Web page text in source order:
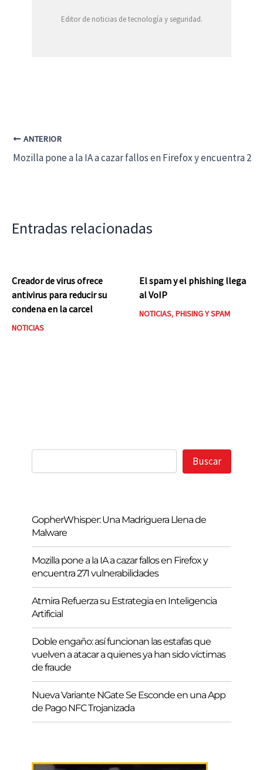
Editor de noticias de tecnología y seguridad.
ANTERIOR
Mozilla pone a la IA a cazar fallos en Firefox y encuentra
Entradas relacionadas
Creador de virus ofrece
antivirus para reducir su
condena en la carcel
NOTICIAS
El spam y el phishing llega
al VoIP
NOTICIAS, PHISING Y SPAM
Buscar Buscar
GopherWhisper: Una Madriguera Llena de
Malware
Mozilla pone a la IA a cazar fallos en Firefox y
encuentra 271 vulnerabilidades
Atmira Refuerza su Estrategia en Inteligencia
Artificial
Doble engaño: así funcionan las estafas que
vuelven a atacar a quienes ya han sido víctimas
de fraude
Nueva Variante NGate Se Esconde en una App
de Pago NFC Trojanizada